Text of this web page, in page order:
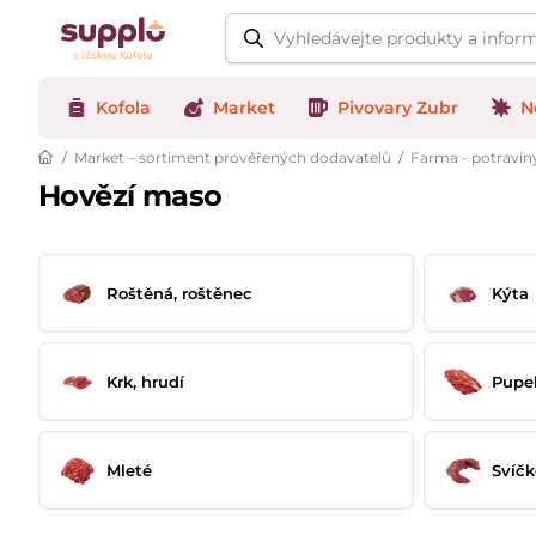
Logo
Kofola Market Pivovary Zubr
/ Market – sortiment prověřených dodavatelů / Farma -
Hovězí maso
Roštěná, roštěnec Kýta
Krk, hrudí
Mleté